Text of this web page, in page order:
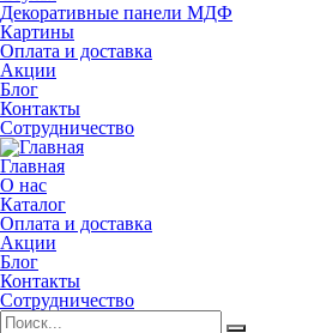
Декоративные панели МДФ
Картины
Оплата и доставка
Акции
Блог
Контакты
Сотрудничество
Главная
О нас
Каталог
Оплата и доставка
Акции
Блог
Контакты
Сотрудничество